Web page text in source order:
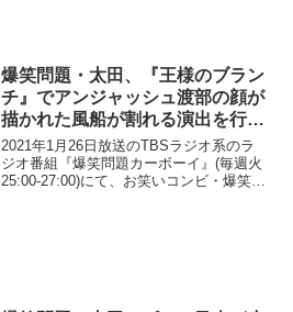
爆笑問題・太田、『王様のブラン
チ』でアンジャッシュ渡部の顔が
描かれた風船が割れる演出を行っ
て田中が激怒していたことに「そ
れで頭いっちゃったんだから
(笑)」
2021年1月26日放送のTBSラジオ系のラ
ジオ番組『爆笑問題カーボーイ』(毎週火
25:00-27:00)にて、お笑いコンビ・爆笑問